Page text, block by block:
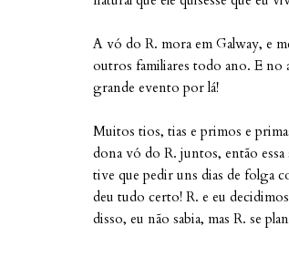
A vó do R. mora em Galway, e
outros familiares todo ano. E no
grande evento por lá!
Muitos tios, tias e primos e
dona vó do R. juntos, então
tive que pedir uns dias de folga
deu tudo certo! R. e eu
disso, eu não sabia, mas R. se